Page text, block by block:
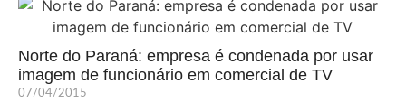
Norte do Paraná: empresa é condenada por usar
imagem de funcionário em comercial de TV
07/04/2015